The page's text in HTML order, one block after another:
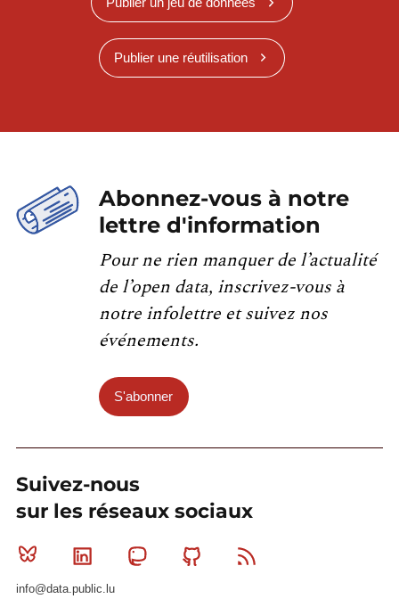
Publier une réutilisation
Abonnez-vous à notre
lettre d'information
Pour ne rien manquer de l’actualité
de l’open data, inscrivez-vous à
notre infolettre et suivez nos
événements.
S'abonner
Suivez-nous
sur les réseaux sociaux
Bluesky Linkedin MastodonGithub
info@data.public.lu